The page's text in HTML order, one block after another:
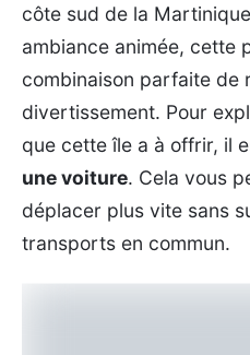
côte sud de la
ambiance animée, cette
combinaison parfaite de
divertissement. Pour
que cette île a à offrir, il
une voiture. Cela vous
déplacer plus vite sans
transports en commun.